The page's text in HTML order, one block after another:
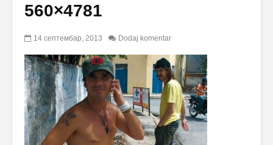
560×4781
14 септембар, 2013 Dodaj komentar